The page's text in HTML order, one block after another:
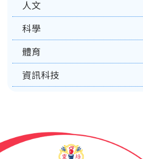
人文
科學
體育
資訊科技